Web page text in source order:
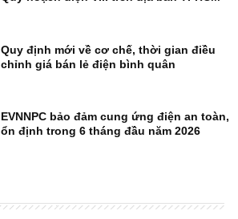
Quy định mới về cơ chế, thời gian điều
chỉnh giá bán lẻ điện bình quân
EVNNPC bảo đảm cung ứng điện an toàn,
ổn định trong 6 tháng đầu năm 2026